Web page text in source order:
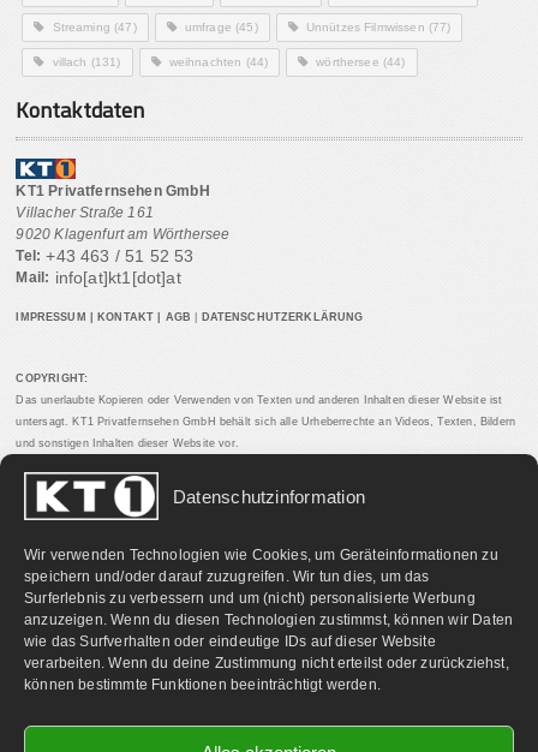
Datenschutzinformation
Wir verwenden Technologien wie Cookies, um Geräteinformationen zu
speichern und/oder darauf zuzugreifen. Wir tun dies, um das
Surferlebnis zu verbessern und um (nicht) personalisierte Werbung
anzuzeigen. Wenn du diesen Technologien zustimmst, können wir Daten
wie das Surfverhalten oder eindeutige IDs auf dieser Website
verarbeiten. Wenn du deine Zustimmung nicht erteilst oder zurückziehst,
können bestimmte Funktionen beeinträchtigt werden.
Streaming (47) umfrage (45) Unnützes Filmwissen (77)
villach (131) weihnachten (44) wörthersee (44)
Kontaktdaten
KT1 Privatfernsehen GmbH
Villacher Straße 161
9020 Klagenfurt am Wörthersee
Tel: +43 463 / 51 52 53
Mail: info[at]kt1[dot]at
IMPRESSUM KONTAKT AGB DATENSCHUTZERKLÄRUNG
COPYRIGHT:
Das unerlaubte Kopieren oder Verwenden von Texten und anderen Inhalten dieser Website ist
untersagt. KT1 Privatfernsehen GmbH behält sich alle Urheberrechte an Videos, Texten, Bildern
und sonstigen Inhalten dieser Website vor.
PARTNERLINKS: